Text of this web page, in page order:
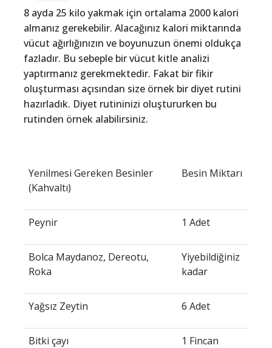
8 ayda 25 kilo yakmak için ortalama 2000 kalori
almanız gerekebilir. Alacağınız kalori miktarında
vücut ağırlığınızın ve boyunuzun önemi oldukça
fazladır. Bu sebeple bir vücut kitle analizi
yaptırmanız gerekmektedir. Fakat bir fikir
oluşturması açısından size örnek bir diyet rutini
hazırladık. Diyet rutininizi oluştururken bu
rutinden örnek alabilirsiniz.
Yenilmesi Gereken Besinler
(Kahvaltı)
Besin Miktarı
Peynir 1 Adet
Bolca Maydanoz, Dereotu,
Roka
Yiyebildiğiniz
kadar
Yağsız Zeytin 6 Adet
Bitki çayı 1 Fincan